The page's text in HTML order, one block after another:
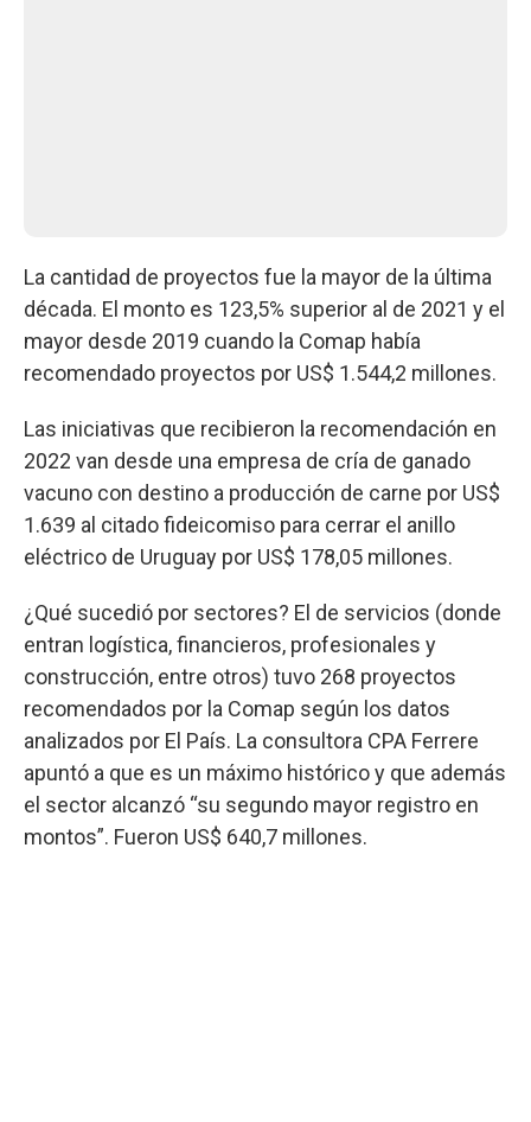
La cantidad de proyectos fue la mayor de la última
década. El monto es 123,5% superior al de 2021 y el
mayor desde 2019 cuando la Comap había
recomendado proyectos por US$ 1.544,2 millones.
Las iniciativas que recibieron la recomendación en
2022 van desde una empresa de cría de ganado
vacuno con destino a producción de carne por US$
1.639 al citado fideicomiso para cerrar el anillo
eléctrico de Uruguay por US$ 178,05 millones.
¿Qué sucedió por sectores? El de servicios (donde
entran logística, financieros, profesionales y
construcción, entre otros) tuvo 268 proyectos
recomendados por la Comap según los datos
analizados por El País. La consultora CPA Ferrere
apuntó a que es un máximo histórico y que además
el sector alcanzó “su segundo mayor registro en
montos”. Fueron US$ 640,7 millones.